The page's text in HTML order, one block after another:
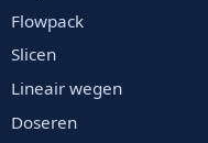
Flowpack
Slicen
Lineair wegen
Doseren